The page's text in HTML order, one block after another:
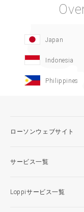
Japan
Indonesia
Philippines
ローソンウェブサイト
サービス一覧
Loppiサービス一覧